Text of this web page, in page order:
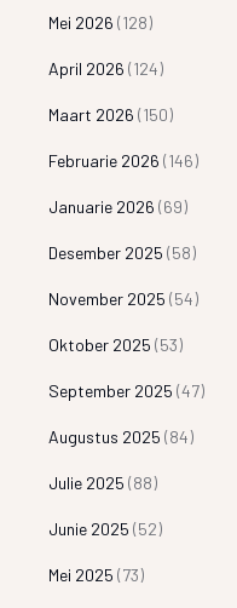
Mei 2026 (128)
April 2026 (124)
Maart 2026 (150)
Februarie 2026 (146)
Januarie 2026 (69)
Desember 2025 (58)
November 2025 (54)
Oktober 2025 (53)
September 2025 (47)
Augustus 2025 (84)
Julie 2025 (88)
Junie 2025 (52)
Mei 2025 (73)